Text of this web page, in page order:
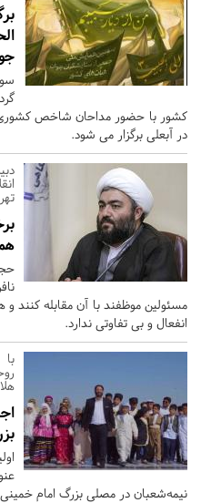
کشور با حضور مداحان شاخص کشوری
در آبعلی برگزار می شود.
مسئولین موظفند با آن مقابله کنند
انفعال و بی تفاوتی ندارد.
نیمه‌شعبان در مصلی بزرگ امام